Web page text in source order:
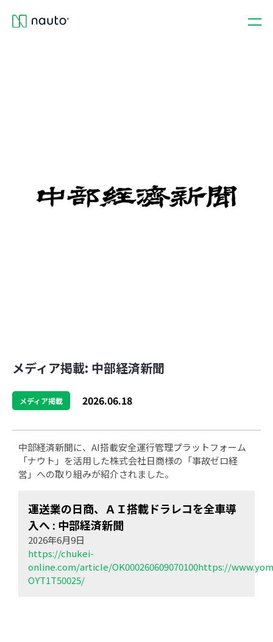
メディア掲載: 中部経済新聞
メディア掲載 2026.06.18
中部経済新聞に、AI搭載安全運行管理プラットフォーム
「ナウト」を活用した株式会社日商様の「事故ゼロ経
営」への取り組みが紹介されました。
運送業の日商、ＡＩ搭載ドラレコを全車導
入へ : 中部経済新聞
2026年6月9日
https://chukei-
online.com/article/OK000260609070100https://
OYT1T50025/